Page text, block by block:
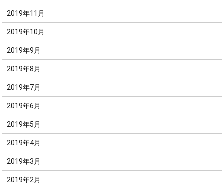
2019年11月
2019年10月
2019年9月
2019年8月
2019年7月
2019年6月
2019年5月
2019年4月
2019年3月
2019年2月